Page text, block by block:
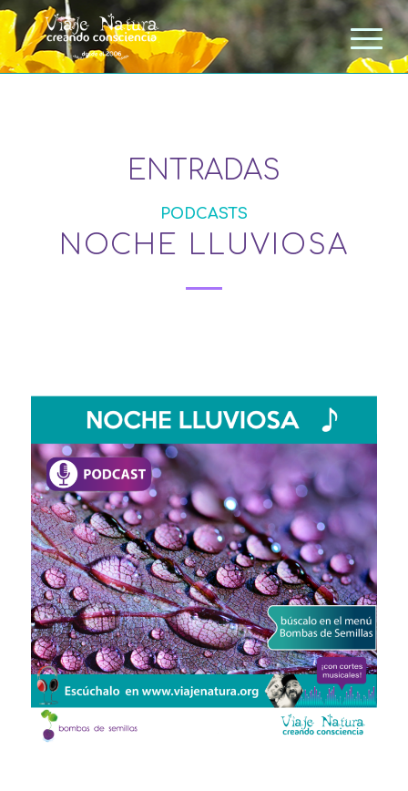
ENTRADAS
PODCASTS
NOCHE LLUVIOSA